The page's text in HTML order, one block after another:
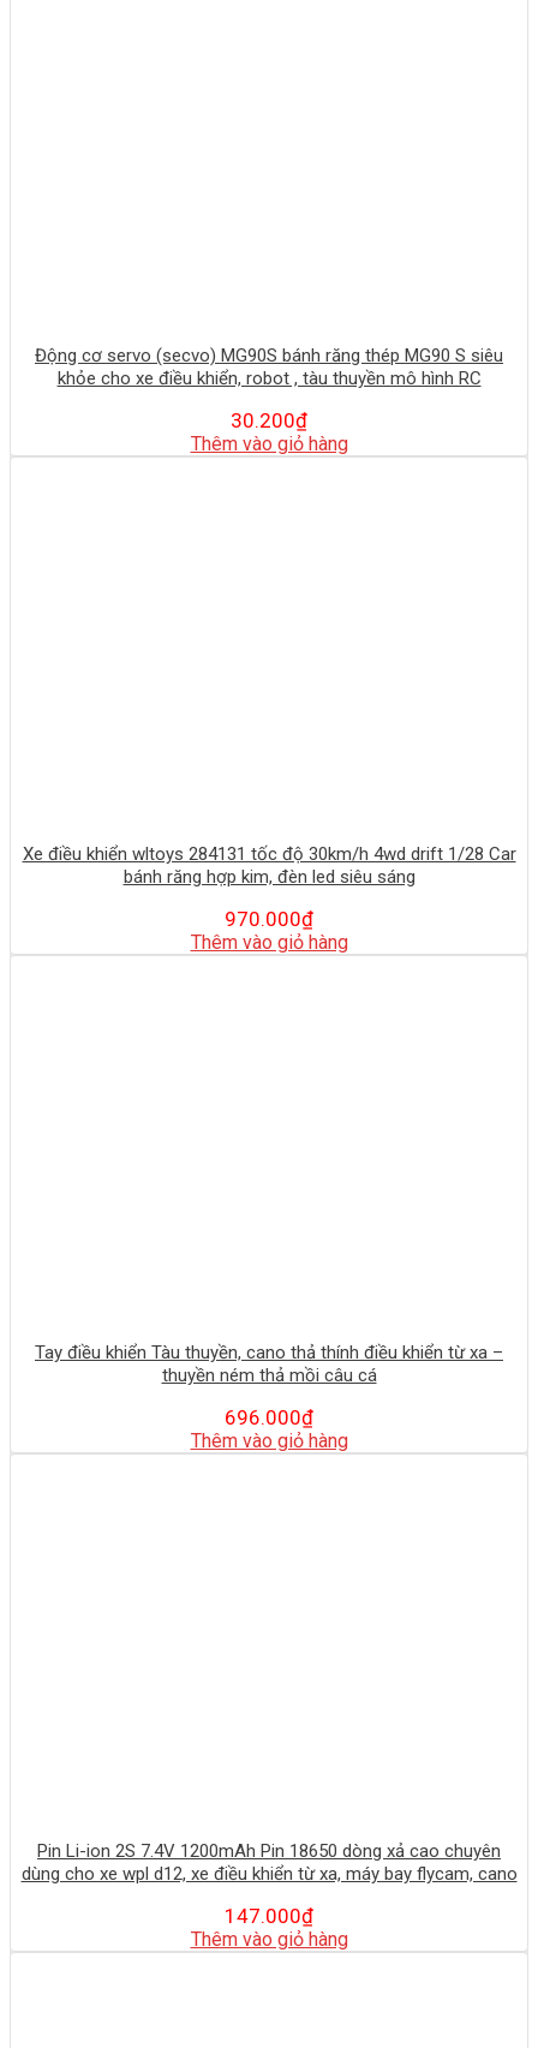
Động cơ servo (secvo) MG90S bánh răng thép MG90 S siêu
khỏe cho xe điều khiển, robot , tàu thuyền mô hình RC
30.200₫
Thêm vào giỏ hàng
Xe điều khiển wltoys 284131 tốc độ 30km/h 4wd drift 1/28 Car
bánh răng hợp kim, đèn led siêu sáng
970.000₫
Thêm vào giỏ hàng
Tay điều khiển Tàu thuyền, cano thả thính điều khiển từ xa –
thuyền ném thả mồi câu cá
696.000₫
Thêm vào giỏ hàng
Pin Li-ion 2S 7.4V 1200mAh Pin 18650 dòng xả cao chuyên
dùng cho xe wpl d12, xe điều khiển từ xa, máy bay flycam, cano
147.000₫
Thêm vào giỏ hàng